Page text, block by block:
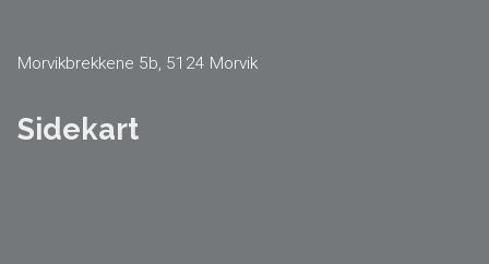
Morvikbrekkene 5b, 5124 Morvik
Sidekart